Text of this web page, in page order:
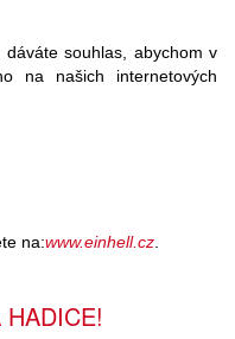
souhlas, abychom v
na našich internetových
na:www.einhell.cz